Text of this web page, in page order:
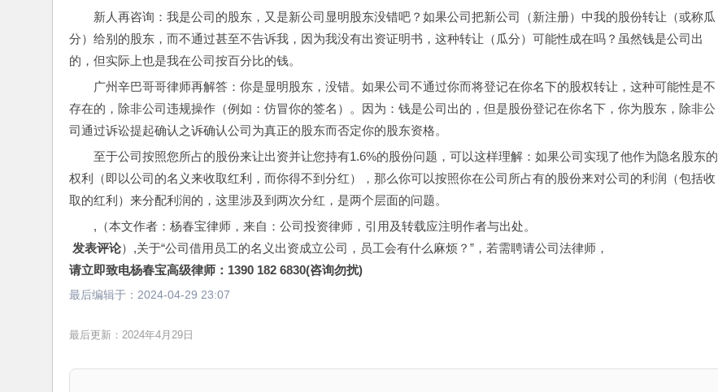
新人再咨询：我是公司的股东，又是新公司显明股东没错吧？如果公司把新公司（新注册）中我的股份转让（或称瓜
分）给别的股东，而不通过甚至不告诉我，因为我没有出资证明书，这种转让（瓜分）可能性成在吗？虽然钱是公司出
的，但实际上也是我在公司按百分比的钱。
广州辛巴哥哥律师再解答：你是显明股东，没错。如果公司不通过你而将登记在你名下的股权转让，这种可能性是不
存在的，除非公司违规操作（例如：仿冒你的签名）。因为：钱是公司出的，但是股份登记在你名下，你为股东，除非公
司通过诉讼提起确认之诉确认公司为真正的股东而否定你的股东资格。
至于公司按照您所占的股份来让出资并让您持有1.6%的股份问题，可以这样理解：如果公司实现了他作为隐名股东的
权利（即以公司的名义来收取红利，而你得不到分红），那么你可以按照你在公司所占有的股份来对公司的利润（包括收
取的红利）来分配利润的，这里涉及到两次分红，是两个层面的问题。
,（本文作者：杨春宝律师，来自：公司投资律师，引用及转载应注明作者与出处。
发表评论）,关于“公司借用员工的名义出资成立公司，员工会有什么麻烦？”，若需聘请公司法律师，
请立即致电杨春宝高级律师：1390 182 6830(咨询勿扰)
最后编辑于： 2024-04-29 23:07
最后更新：2024年4月29日